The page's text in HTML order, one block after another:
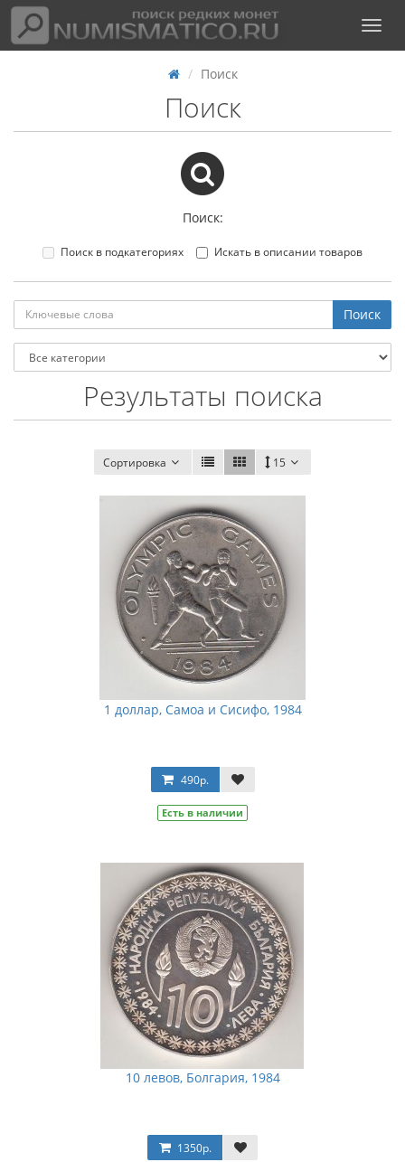
Поиск
Поиск
Поиск:
Поиск в подкатегориях Искать в описании товаров
Результаты поиска
Сортировка 15
1 доллар, Самоа и Сисифо, 1984
490р.
Есть в наличии
10 левов, Болгария, 1984
1350р.